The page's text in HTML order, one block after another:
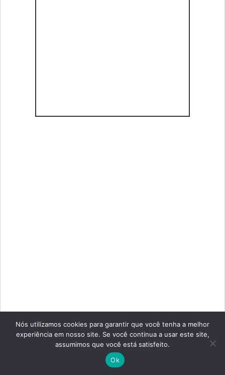
Box de Banheiro Box de
Canto Incolor.
Box de Vidro incolor de 8 mm,
Nós utilizamos cookies para garantir que você tenha a melhor
experiência em nosso site. Se você continua a usar este site,
assumimos que você está satisfeito.
Ok